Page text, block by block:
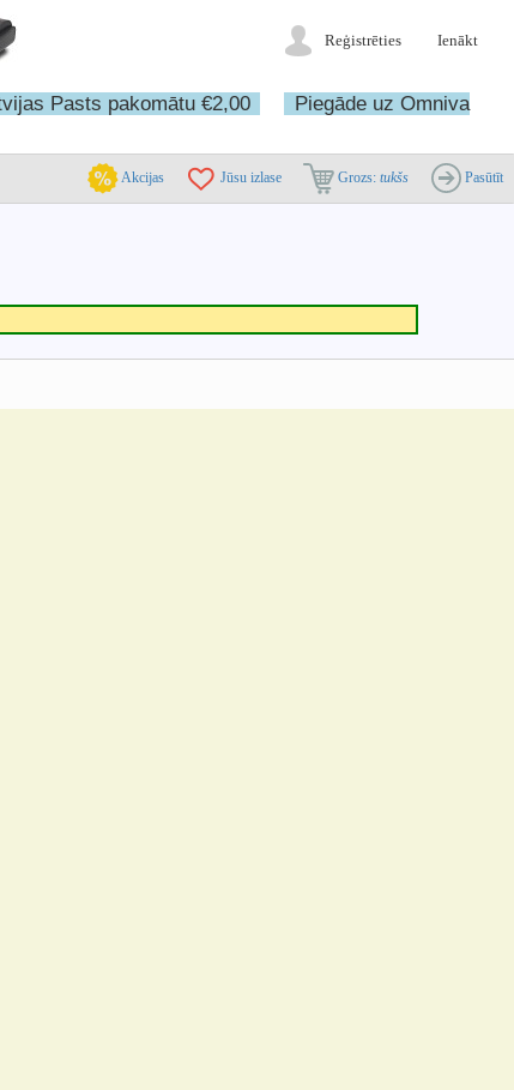
Reģistrēties Ienākt
Pasts pakomātu €2,00
Piegāde uz Omniva
Akcijas Jūsu izlase Grozs: tukšs Pasūtīt